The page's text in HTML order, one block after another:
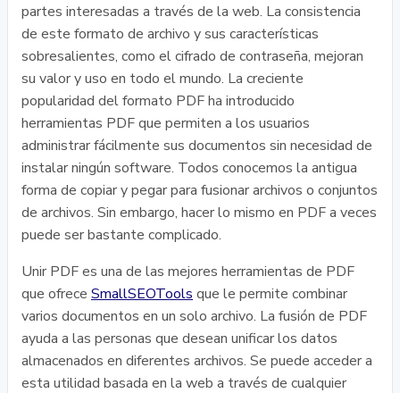
partes interesadas a través de la web. La consistencia
de este formato de archivo y sus características
sobresalientes, como el cifrado de contraseña, mejoran
su valor y uso en todo el mundo. La creciente
popularidad del formato PDF ha introducido
herramientas PDF que permiten a los usuarios
administrar fácilmente sus documentos sin necesidad de
instalar ningún software. Todos conocemos la antigua
forma de copiar y pegar para fusionar archivos o conjuntos
de archivos. Sin embargo, hacer lo mismo en PDF a veces
puede ser bastante complicado.
Unir PDF es una de las mejores herramientas de PDF
que ofrece SmallSEOTools que le permite combinar
varios documentos en un solo archivo. La fusión de PDF
ayuda a las personas que desean unificar los datos
almacenados en diferentes archivos. Se puede acceder a
esta utilidad basada en la web a través de cualquier